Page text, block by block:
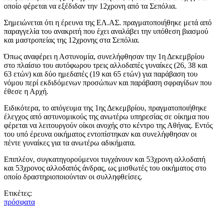
οποίο φέρεται να εξέδιδαν την 12χρονη από τα Σεπόλια.
Σημειώνεται ότι η έρευνα της ΕΛ.ΑΣ. πραγματοποιήθηκε μετά από
παραγγελία του ανακριτή που έχει αναλάβει την υπόθεση βιασμού
και μαστροπείας της 12χρονης στα Σεπόλια.
Όπως αναφέρει η Αστυνομία, συνελήφθησαν την 1η Δεκεμβρίου
στο πλαίσιο του αυτόφωρου τρεις αλλοδαπές γυναίκες (26, 38 και
63 ετών) και δύο ημεδαπές (19 και 65 ετών) για παράβαση του
νόμου περί εκδιδόμενων προσώπων και παράβαση σφραγίδων που
έθεσε η Αρχή.
Ειδικότερα, το απόγευμα της 1ης Δεκεμβρίου, πραγματοποιήθηκε
έλεγχος από αστυνομικούς της ανωτέρω υπηρεσίας σε οίκημα που
φέρεται να λειτουργούν οίκοι ανοχής στο κέντρο της Αθήνας. Εντός
του υπό έρευνα οικήματος εντοπίστηκαν και συνελήφθησαν οι
πέντε γυναίκες για τα ανωτέρω αδικήματα.
Επιπλέον, συγκατηγορούμενοι τυγχάνουν και 53χρονη αλλοδαπή
και 53χρονος αλλοδαπός άνδρας, ως μισθωτές του οικήματος στο
οποίο δραστηριοποιούνταν οι συλληφθείσες.
Ετικέτες:
πρόσφατα